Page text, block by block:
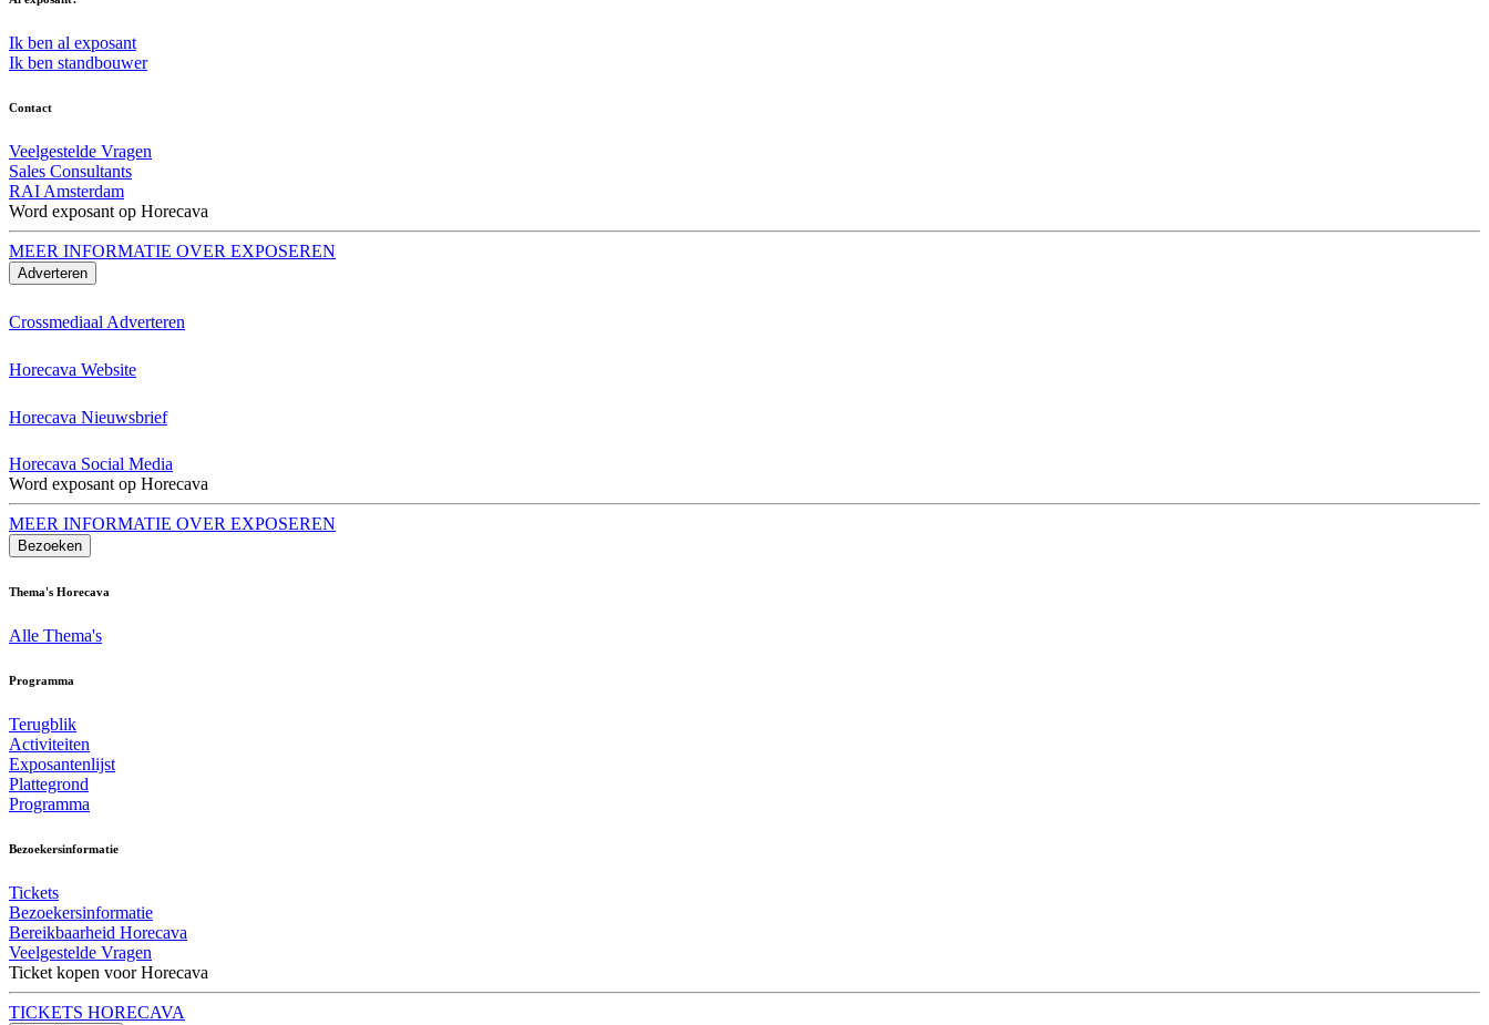
Ik ben al exposant
Ik ben standbouwer
Contact
Veelgestelde Vragen
Sales Consultants
RAI Amsterdam
Word exposant op Horecava
MEER INFORMATIE OVER EXPOSEREN
Adverteren
Crossmediaal Adverteren
Horecava Website
Horecava Nieuwsbrief
Horecava Social Media
Word exposant op Horecava
MEER INFORMATIE OVER EXPOSEREN
Bezoeken
Thema's Horecava
Alle Thema's
Programma
Terugblik
Activiteiten
Exposantenlijst
Plattegrond
Programma
Bezoekersinformatie
Tickets
Bezoekersinformatie
Bereikbaarheid Horecava
Veelgestelde Vragen
Ticket kopen voor Horecava
TICKETS HORECAVA